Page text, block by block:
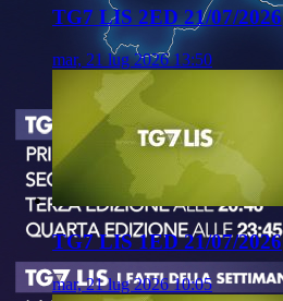
TG7 LIS 2ED 21/07/2026
mar, 21 lug 2026 13:50
TG7 LIS 1ED 21/07/2026
mar, 21 lug 2026 10:05